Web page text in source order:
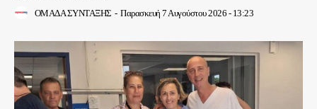
ΟΜΑΔΑ ΣΥΝΤΑΞΗΣ - Παρασκευή 7 Αυγούστου 2026 - 13:23